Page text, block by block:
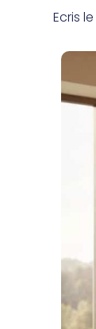
Ecris le